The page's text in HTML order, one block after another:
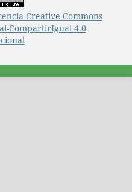
Creative Commons
CompartirIgual 4.0